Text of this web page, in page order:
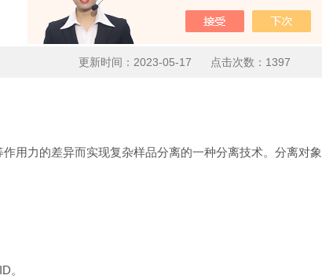
气相色谱中的几个概念
更新时间：2023-05-17 点击次数：1397
用力的差异而实现复杂样品分离的一种分离技术。分离对
。